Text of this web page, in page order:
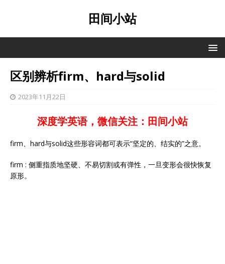
田间小站
区别辨析firm、hard与solid
2023年11月22日
深度学英语，微信关注：田间小站
firm、hard与solid这些形容词都可表示“坚定的、结实的”之意。
firm : 侧重指质地坚硬、不易切割或有弹性，一旦变形会很快恢复
原形。